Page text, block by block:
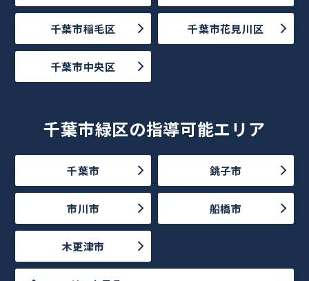
千葉市稲毛区 千葉市花見川区
千葉市中央区
千葉市緑区の指導可能エリア
千葉市 銚子市
市川市 船橋市
木更津市